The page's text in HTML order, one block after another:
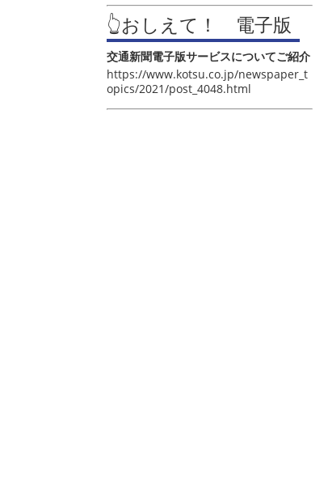
👆おしえて！ 電子版
交通新聞電子版サービスについてご紹介
https://www.kotsu.co.jp/newspaper_t
opics/2021/post_4048.html